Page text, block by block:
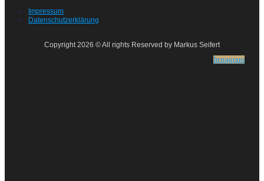
Impressum
Datenschutzerklärung
Copyright 2026 © All rights Reserved by Markus Seifert
Instagram